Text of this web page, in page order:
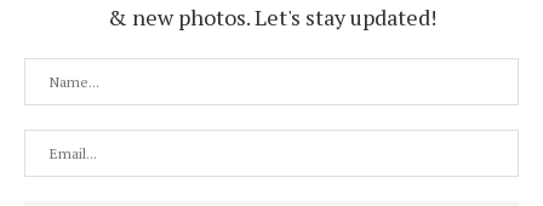
& new photos. Let's stay updated!